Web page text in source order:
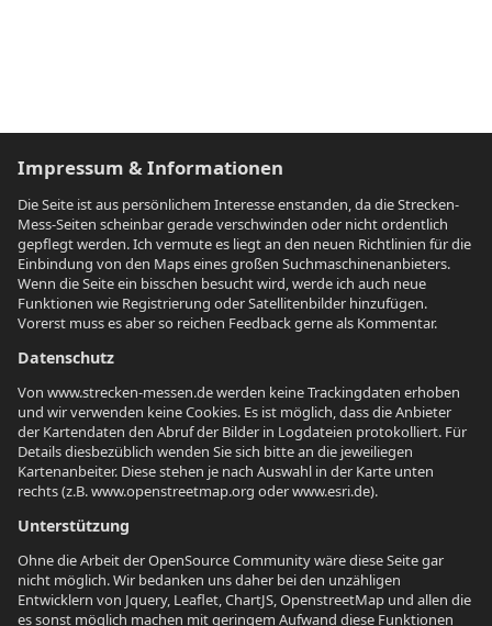
Impressum & Informationen
Die Seite ist aus persönlichem Interesse enstanden, da die Strecken-
Mess-Seiten scheinbar gerade verschwinden oder nicht ordentlich
gepflegt werden. Ich vermute es liegt an den neuen Richtlinien für die
Einbindung von den Maps eines großen Suchmaschinenanbieters.
Wenn die Seite ein bisschen besucht wird, werde ich auch neue
Funktionen wie Registrierung oder Satellitenbilder hinzufügen.
Vorerst muss es aber so reichen Feedback gerne als Kommentar.
Datenschutz
Von www.strecken-messen.de werden keine Trackingdaten erhoben
und wir verwenden keine Cookies. Es ist möglich, dass die Anbieter
der Kartendaten den Abruf der Bilder in Logdateien protokolliert. Für
Details diesbezüblich wenden Sie sich bitte an die jeweiliegen
Kartenanbeiter. Diese stehen je nach Auswahl in der Karte unten
rechts (z.B. www.openstreetmap.org oder www.esri.de).
Unterstützung
Ohne die Arbeit der OpenSource Community wäre diese Seite gar
nicht möglich. Wir bedanken uns daher bei den unzähligen
Entwicklern von Jquery, Leaflet, ChartJS, OpenstreetMap und allen die
es sonst möglich machen mit geringem Aufwand diese Funktionen